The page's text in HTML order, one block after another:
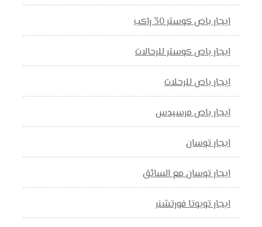
ايجار باص كوستر 30 راكب
ايجار باص كوستر للرحالات
ايجار باص للرحلات
ايجار باص مرسيدس
ايجار توسان
ايجار توسان مع السائق
ايجار تويوتا فورتشنر